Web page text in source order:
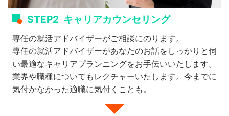
STEP2 キャリアカウンセリング
専任の就活アドバイザーがご相談にのります。
専任の就活アドバイザーがあなたのお話をしっかりと伺
い最適なキャリアプランニングをお手伝いいたします。
業界や職種についてもレクチャーいたします。今までに
気付かなかった適職に気付くことも。